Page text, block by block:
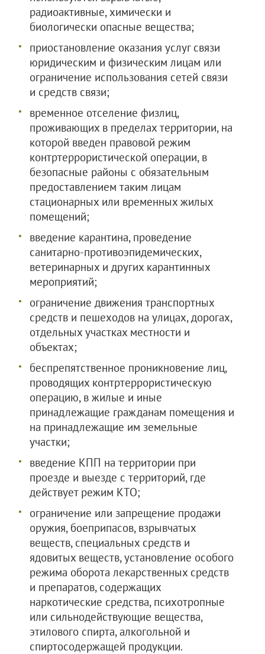
радиоактивные, химически и
биологически опасные вещества;
приостановление оказания услуг связи
юридическим и физическим лицам или
ограничение использования сетей связи
и средств связи;
временное отселение физлиц,
проживающих в пределах территории, на
которой введен правовой режим
контртеррористической операции, в
безопасные районы с обязательным
предоставлением таким лицам
стационарных или временных жилых
помещений;
введение карантина, проведение
санитарно-противоэпидемических,
ветеринарных и других карантинных
мероприятий;
ограничение движения транспортных
средств и пешеходов на улицах, дорогах,
отдельных участках местности и
объектах;
беспрепятственное проникновение лиц,
проводящих контртеррористическую
операцию, в жилые и иные
принадлежащие гражданам помещения и
на принадлежащие им земельные
участки;
введение КПП на территории при
проезде и выезде с территорий, где
действует режим КТО;
ограничение или запрещение продажи
оружия, боеприпасов, взрывчатых
веществ, специальных средств и
ядовитых веществ, установление особого
режима оборота лекарственных средств
и препаратов, содержащих
наркотические средства, психотропные
или сильнодействующие вещества,
этилового спирта, алкогольной и
спиртосодержащей продукции.